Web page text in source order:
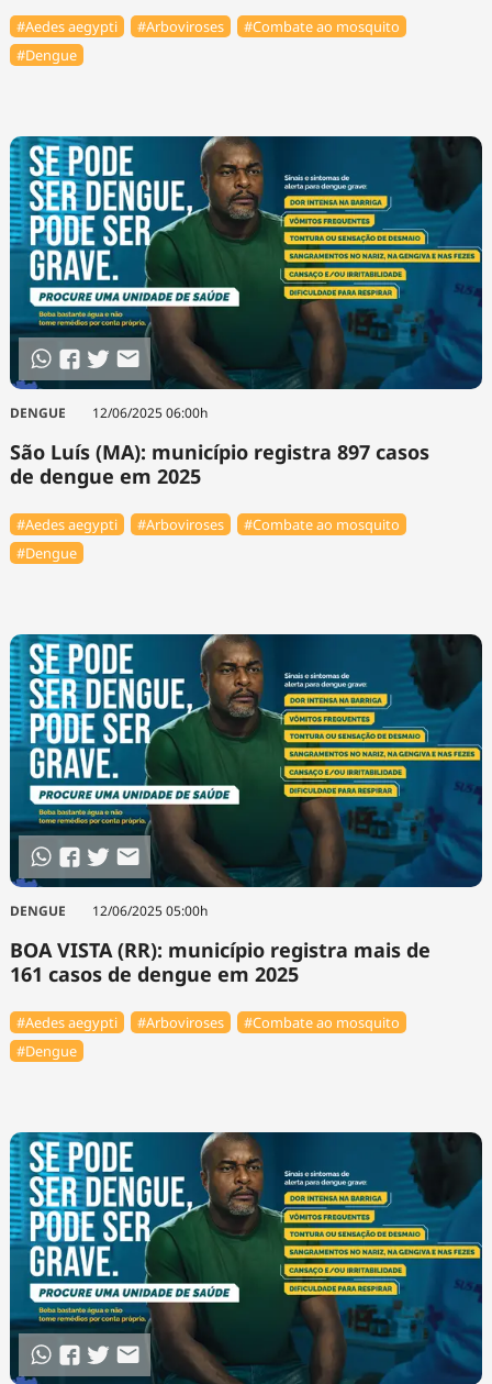
#Aedes aegypti #Arboviroses
#Combate ao mosquito
#Dengue
DENGUE 12/06/2025 06:00h
São Luís (MA): município registra 897 casos
de dengue em 2025
#Aedes aegypti #Arboviroses
#Combate ao mosquito
#Dengue
DENGUE 12/06/2025 05:00h
BOA VISTA (RR): município registra mais de
161 casos de dengue em 2025
#Aedes aegypti #Arboviroses
#Combate ao mosquito
#Dengue